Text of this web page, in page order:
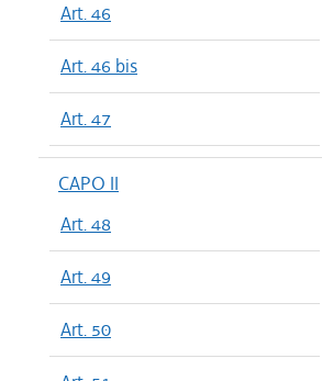
Art. 46
Art. 46 bis
Art. 47
CAPO II
Art. 48
Art. 49
Art. 50